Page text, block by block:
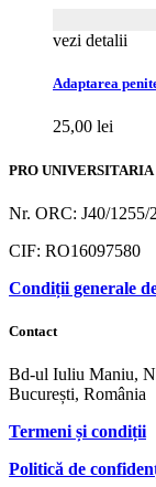
vezi detalii
Adaptarea
25,00 lei
PRO UNIVERSITARIA
Nr. ORC: J40/1255/
CIF: RO16097580
Condiții generale
Contact
Bd-ul Iuliu Maniu,
București, România
Termeni și condiții
Politică de